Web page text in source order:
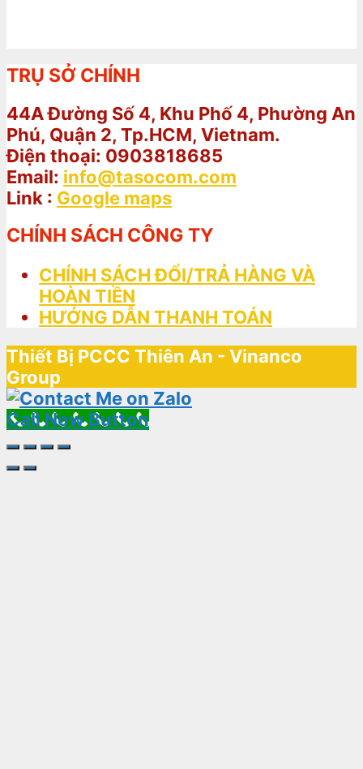
TRỤ SỞ CHÍNH
44A Đường Số 4, Khu Phố 4, Phường An
Phú, Quận 2, Tp.HCM, Vietnam.
Điện thoại: 0903818685
Email: info@tasocom.com
Link : Google maps
CHÍNH SÁCH CÔNG TY
CHÍNH SÁCH ĐỔI/TRẢ HÀNG VÀ
HOÀN TIỀN
HƯỚNG DẪN THANH TOÁN
Thiết Bị PCCC Thiên An - Vinanco
Group
Call Now Button